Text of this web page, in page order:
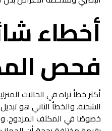
أخطاء
فحص
أكثر خطأ نراه في الحالات
الشحنة. والخطأ الثاني هو
خصوصًا في المكثف المزدوج.